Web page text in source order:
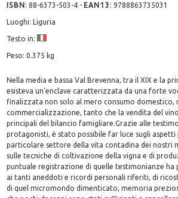
ISBN:88-6373-503-4 - EAN13 :9788863735031
Luoghi: Liguria
Testo in:
Peso: 0.375 kg
Nella media e bassa Val Brevenna, tra il XIX e la
esisteva un'enclave caratterizzata da una forte
finalizzata non solo al mero consumo domestico,
commercializzazione, tanto che la vendita del
principali del bilancio famigliare.Grazie alle
protagonisti, è stato possibile far luce sugli aspetti
particolare settore della vita contadina dei nostri
sulle tecniche di coltivazione della vigna e di
puntuale registrazione di quelle testimonianze ha
ai tanti aneddoti e ricordi personali riferiti, di
di quel micromondo dimenticato, memoria